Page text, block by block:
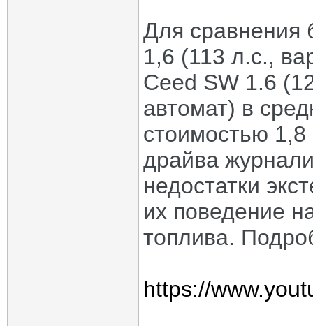
Для сравнения
1,6 (113 л.с.,
Ceed SW 1.6
автомат) в
стоимостью
драйва
недостатки
их поведение
топлива.
https://